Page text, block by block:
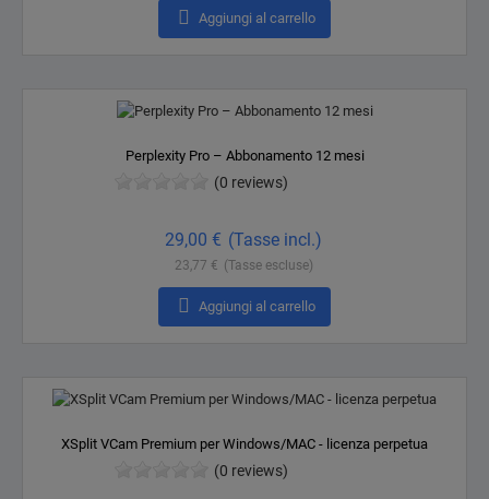
 Aggiungi al carrello
Perplexity Pro – Abbonamento 12 mesi
(0 reviews)
29,00 € (Tasse incl.)
23,77 € (Tasse escluse)
 Aggiungi al carrello
XSplit VCam Premium per Windows/MAC - licenza perpetua
(0 reviews)